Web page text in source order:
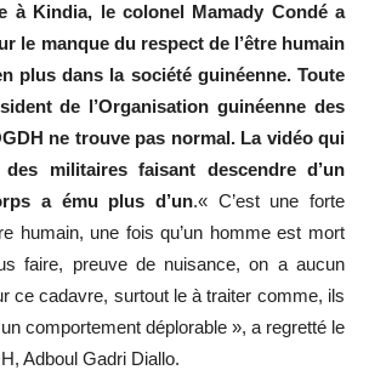
à Kindia, le colonel Mamady Condé a
le manque du respect de l’être humain
plus dans la société guinéenne. Toute
de l’Organisation guinéenne des
ne trouve pas normal. La vidéo qui
militaires faisant descendre d’un
a ému plus d’un.« C’est une forte
humain, une fois qu’un homme est mort
faire, preuve de nuisance, on a aucun
ce cadavre, surtout le à traiter comme, ils
un comportement déplorable », a regretté le
Adboul Gadri Diallo.